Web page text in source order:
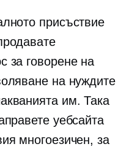
присъствие
за говорене на
на нуждите
им. Така
уебсайта
многоезичен, за